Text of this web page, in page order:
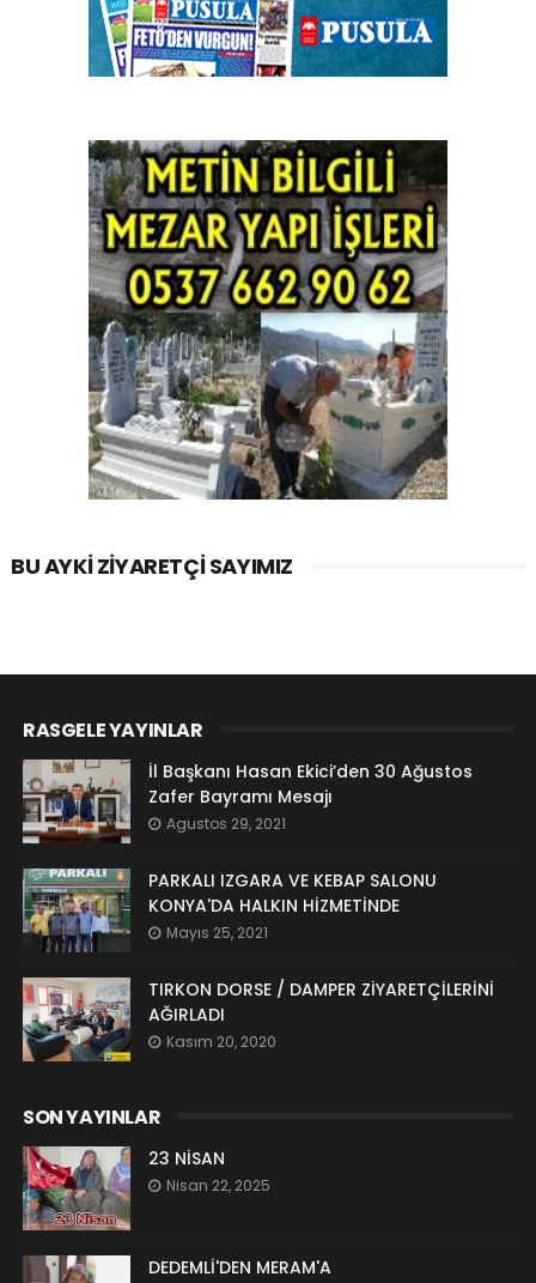
BU AYKI ZIYARETÇI SAYIMIZ
RASGELE YAYINLAR
İl Başkanı Hasan Ekici’den 30 Ağustos
Zafer Bayramı Mesajı
Agustos 29, 2021
PARKALI IZGARA VE KEBAP SALONU
KONYA'DA HALKIN HİZMETİNDE
Mayıs 25, 2021
TIRKON DORSE / DAMPER ZİYARETÇİLERİNİ
AĞIRLADI
Kasım 20, 2020
SON YAYINLAR
23 NİSAN
Nisan 22, 2025
DEDEMLİ'DEN MERAM'A